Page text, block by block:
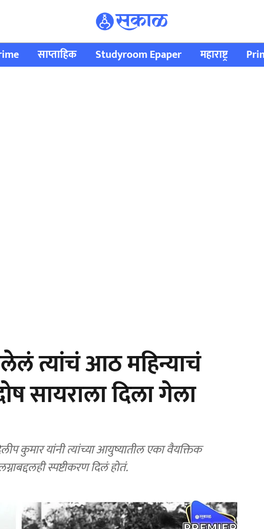
साप्ताहिक Studyroom Epaper महाराष्ट्र
त्यांचं आठ महिन्याचं
सायराला दिला गेला
कुमार यांनी त्यांच्या आयुष्यातील एका वैयक्तिक
स्पष्टीकरण दिलं होतं.